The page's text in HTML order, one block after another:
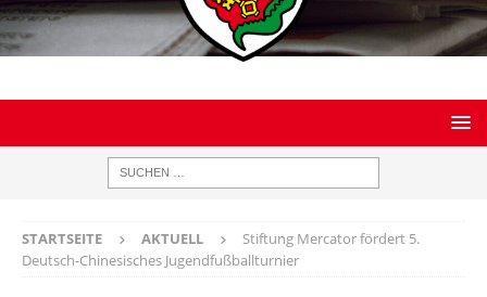
STARTSEITE AKTUELL
Stiftung Mercator fördert 5.
Deutsch-Chinesisches Jugendfußballturnier